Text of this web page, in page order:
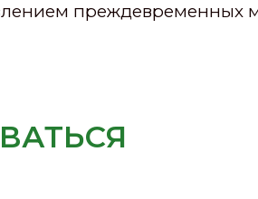
преждевременных